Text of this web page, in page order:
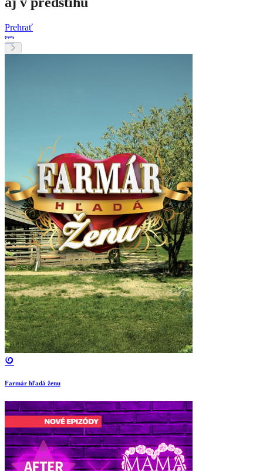
Prehrať
Farmár hľadá ženu